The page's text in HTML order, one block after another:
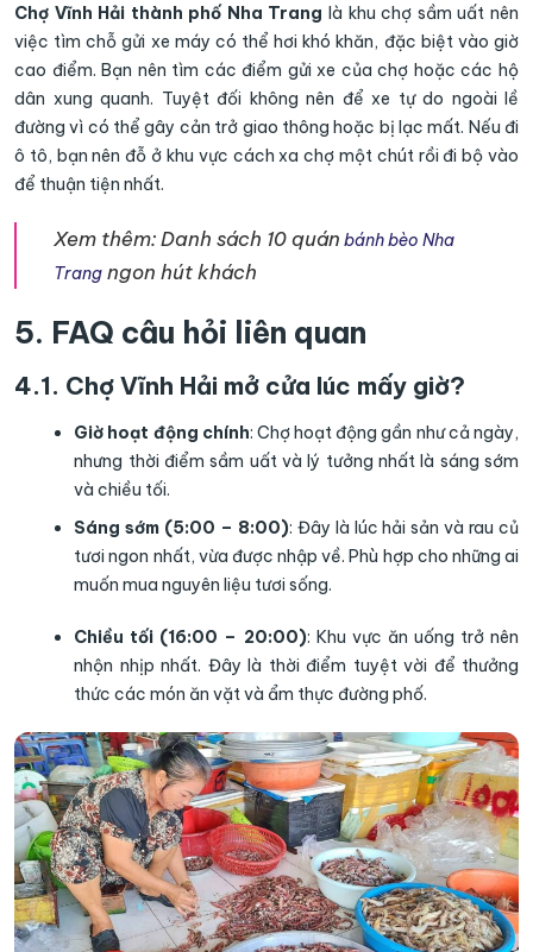
Chợ Vĩnh Hải thành phố Nha Trang là khu chợ sầm uất nên
việc tìm chỗ gửi xe máy có thể hơi khó khăn, đặc biệt vào giờ
cao điểm. Bạn nên tìm các điểm gửi xe của chợ hoặc các hộ
dân xung quanh. Tuyệt đối không nên để xe tự do ngoài lề
đường vì có thể gây cản trở giao thông hoặc bị lạc mất. Nếu đi
ô tô, bạn nên đỗ ở khu vực cách xa chợ một chút rồi đi bộ vào
để thuận tiện nhất.
Xem thêm:Danh sách 10 quán bánh bèo Nha
Trang ngon hút khách
5. FAQ câu hỏi liên quan
4.1. Chợ Vĩnh Hải mở cửa lúc mấy giờ?
Giờ hoạt động chính: Chợ hoạt động gần như cả ngày,
nhưng thời điểm sầm uất và lý tưởng nhất là sáng sớm
và chiều tối.
Sáng sớm (5:00 – 8:00): Đây là lúc hải sản và rau củ
tươi ngon nhất, vừa được nhập về. Phù hợp cho những ai
muốn mua nguyên liệu tươi sống.
Chiều tối (16:00 – 20:00): Khu vực ăn uống trở nên
nhộn nhịp nhất. Đây là thời điểm tuyệt vời để thưởng
thức các món ăn vặt và ẩm thực đường phố.